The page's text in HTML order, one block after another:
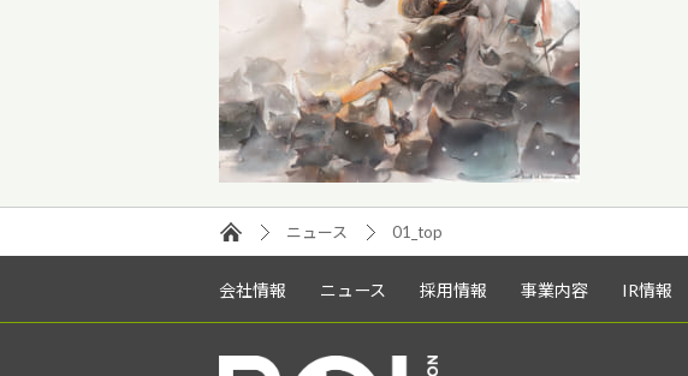
ニュース 01_top
会社情報 ニュース 採用情報 事業内容 IR情報